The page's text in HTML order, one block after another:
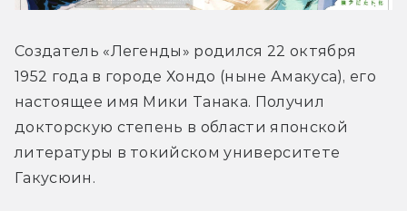
Создатель «Легенды» родился 22 октября
1952 года в городе Хондо (ныне Амакуса), его
настоящее имя Мики Танака. Получил
докторскую степень в области японской
литературы в токийском университете
Гакусюин.